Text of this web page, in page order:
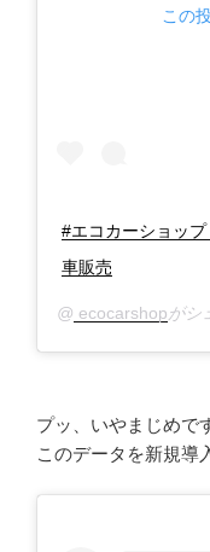
この
#エコカーショ
車販売
@ ecocarshopがシ
プッ、いやまじめで
このデータを新規導